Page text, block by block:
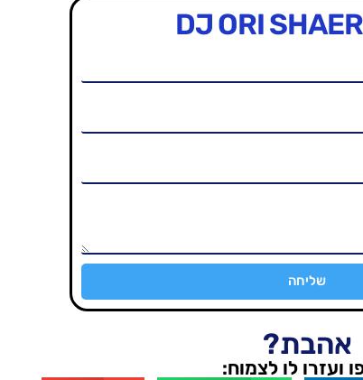
DJ ORI SHAER
שליחה
אהבת?
ועזרו לו לצמוח: